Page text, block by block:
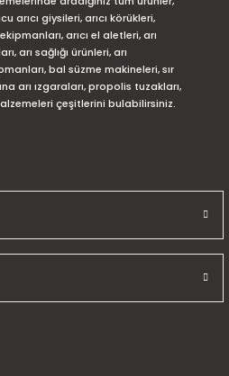
arıcı giysileri, arıcı körükleri,
arıcı el aletleri, arı
arı sağlığı ürünleri, arı
bal süzme makineleri, sır
arı ızgaraları, propolis tuzakları,
çeşitlerini bulabilirsiniz.